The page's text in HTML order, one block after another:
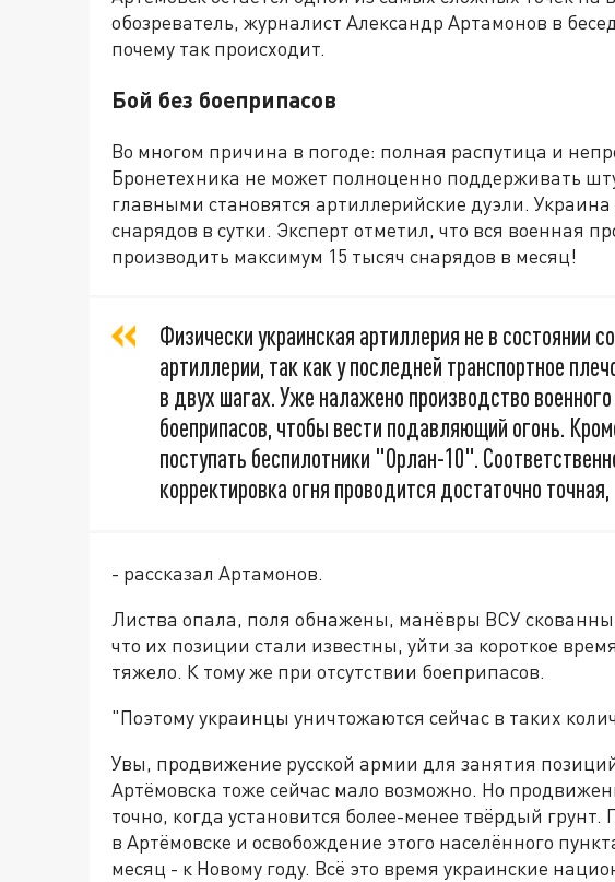
обозреватель, журналист Александр Артамонов в
почему так происходит.
Бой без боеприпасов
Во многом причина в погоде: полная распутица и
Бронетехника не может полноценно поддерживать
главными становятся артиллерийские дуэли. Украина
снарядов в сутки. Эксперт отметил, что вся военная
производить максимум 15 тысяч снарядов в месяц!
Физически украинская артиллерия не в состоянии
артиллерии, так как у последней транспортное
в двух шагах. Уже налажено производство
боеприпасов, чтобы вести подавляющий огонь.
поступать беспилотники "Орлан-10".
корректировка огня проводится достаточно точная,
- рассказал Артамонов.
Листва опала, поля обнажены, манёвры ВСУ
что их позиции стали известны, уйти за короткое
тяжело. К тому же при отсутствии боеприпасов.
"Поэтому украинцы уничтожаются сейчас в таких
Увы, продвижение русской армии для занятия
Артёмовска тоже сейчас мало возможно. Но
точно, когда установится более-менее твёрдый
в Артёмовске и освобождение этого населённого
месяц - к Новому году. Всё это время украинские